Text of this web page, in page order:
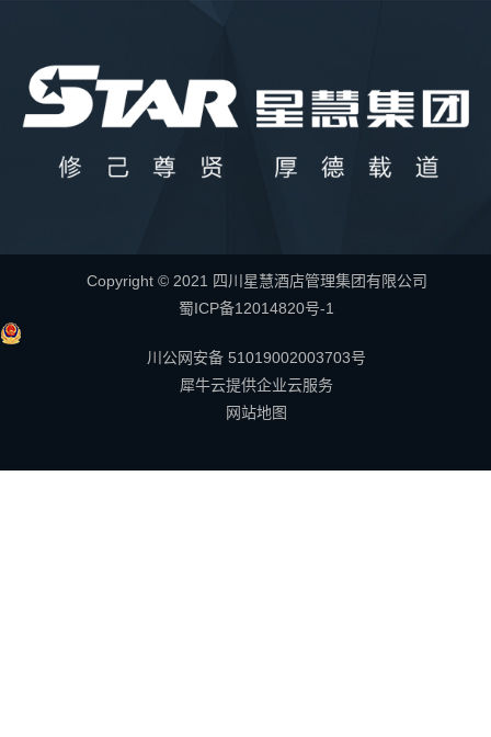
Copyright © 2021 四川星慧酒店管理集团有限公司
蜀ICP备12014820号-1
川公网安备 51019002003703号
犀牛云提供企业云服务
网站地图